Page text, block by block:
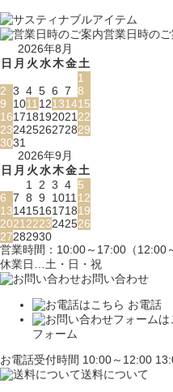
営業日時の
2026年8月
日 月 火水木金土
1
2 3 4 5 6 7 8
9
1011 12131415
161718192021 22
23242526272829
3031
2026年9月
日 月 火水木金土
1
2 3 4 5
6 7 8 9 1011 12
13141516171819
2021 2223242526
27282930
営業時間：10:00～17:00（12:00
休業日…土・日・祝
お問い合わせ
お電話
フォーム
お電話受付時間 10:00～12:00
送料について